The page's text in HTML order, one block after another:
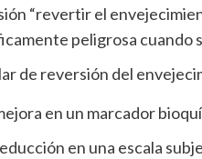
“revertir el
peligrosa cuando
de reversión del
en un marcador
en una escala